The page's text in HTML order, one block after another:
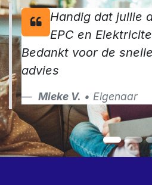
Handig dat jullie
EPC en
Bedankt voor de
advies
Mieke V. • Eigenaar